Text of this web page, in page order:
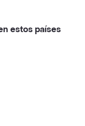
estos países